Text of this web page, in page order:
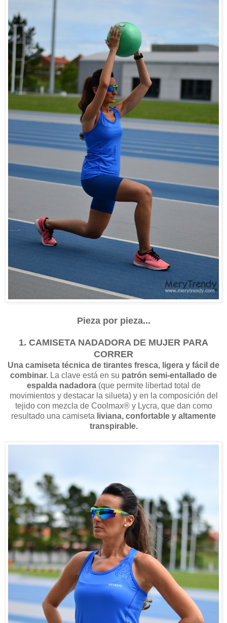
Pieza por pieza...
1. CAMISETA NADADORA DE MUJER PARA
CORRER
Una camiseta técnica de tirantes fresca, ligera y fácil de
combinar. La clave está en su patrón semi-entallado de
espalda nadadora(que permite libertad total de
movimientos y destacar la silueta) y en la composición del
tejido con mezcla de Coolmax® y Lycra, que dan como
resultado una camiseta liviana, confortable y altamente
transpirable.